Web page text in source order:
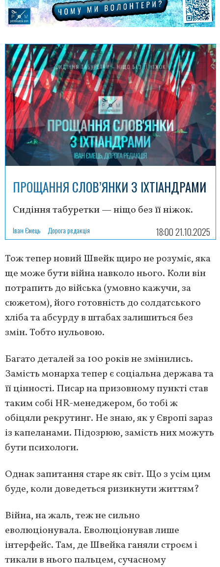
ПРОЩАННЯ СЛОВ’ЯНКИ З ІХТІАНДРАМИ
Сидіння табуретки — ніщо без її ніжок.
Іван Ємець Дорога редакція 18:00 21.10.2025
Тож тепер новий Швейк щиро не розуміє, яка
ще може бути війна навколо нього. Коли він
потрапить до війська (умовно кажучи, за
сюжетом), його готовність до солдатського
хліба та абсурду в штабах залишиться без
змін. Тобто нульовою.
Багато деталей за 100 років не змінились.
Замість монарха тепер є соціальна держава та
її цінності. Писар на призовному пункті став
таким собі HR-менеджером, бо тобі ж
обіцяли рекрутинг. Не знаю, як у Європі зараз
із капеланами. Підозрюю, замість них можуть
бути психологи.
Однак запитання старе як світ. Що з усім цим
буде, коли доведеться ризикнути життям?
Війна, на жаль, теж не сильно
еволюціонувала. Еволюціонував лише
інтерфейс. Там, де Швейка ганяли строєм і
тикали в нього пальцем, сучасному